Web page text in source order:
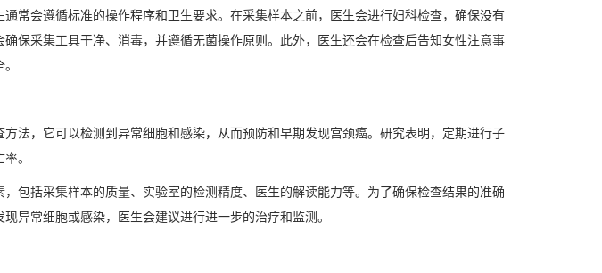
常会遵循标准的操作程序和卫生要求。在采集样本之前，医生会进行妇科检查，确保没有
保采集工具干净、消毒，并遵循无菌操作原则。此外，医生还会在检查后告知女性注意事
法，它可以检测到异常细胞和感染，从而预防和早期发现宫颈癌。研究表明，定期进行子
。
包括采集样本的质量、实验室的检测精度、医生的解读能力等。为了确保检查结果的准确
异常细胞或感染，医生会建议进行进一步的治疗和监测。